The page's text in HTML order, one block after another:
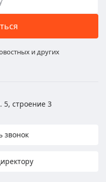
и других
5, строение 3
звонок